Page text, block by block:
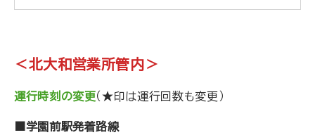
＜北大和営業所管内＞
運行時刻の変更（★印は運行回数も変更）
■学園前駅発着路線